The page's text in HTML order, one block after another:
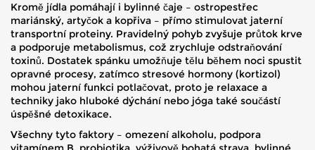
Kromě jídla pomáhají i bylinné čaje – ostropestřec
mariánský, artyčok a kopřiva – přímo stimulovat jaterní
transportní proteiny. Pravidelný pohyb zvyšuje průtok krve
a podporuje metabolismus, což zrychluje odstraňování
toxinů. Dostatek spánku umožňuje tělu během noci spustit
opravné procesy, zatímco stresové hormony (kortizol)
mohou jaterní funkci potlačovat, proto je relaxace a
techniky jako hluboké dýchání nebo jóga také součástí
úspěšné detoxikace.
Všechny tyto faktory – omezení alkoholu, podpora